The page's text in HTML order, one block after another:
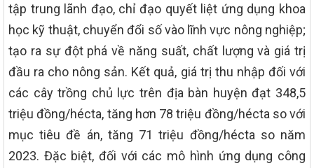
tập trung lãnh đạo, chỉ đạo quyết liệt ứng dụng khoa
học kỹ thuật, chuyển đổi số vào lĩnh vực nông nghiệp;
tạo ra sự đột phá về năng suất, chất lượng và giá trị
đầu ra cho nông sản. Kết quả, giá trị thu nhập đối với
các cây trồng chủ lực trên địa bàn huyện đạt 348,5
triệu đồng/hécta, tăng hơn 78 triệu đồng/hécta so với
mục tiêu đề án, tăng 71 triệu đồng/hécta so năm
2023. Đặc biệt, đối với các mô hình ứng dụng công